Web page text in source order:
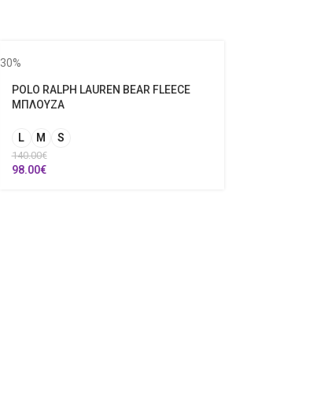
30%
POLO RALPH LAUREN BEAR FLEECE
ΜΠΛΟΥΖΑ
L M S
140.00€
98.00€